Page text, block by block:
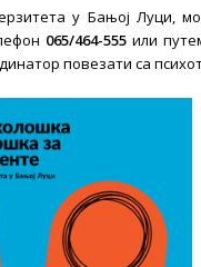
у Бањој Луци,
065/464-555или
повезати са